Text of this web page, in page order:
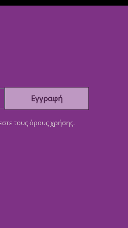
Εγγραφή
τους όρους χρήσης.